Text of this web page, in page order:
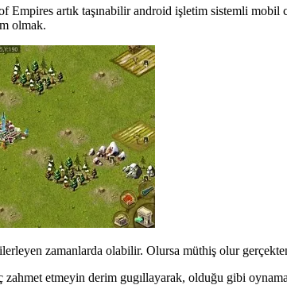
Empires artık taşınabilir android işletim sistemli
olmak.
zamanlarda olabilir. Olursa müthiş olur
zahmet etmeyin derim gugıllayarak, olduğu gibi